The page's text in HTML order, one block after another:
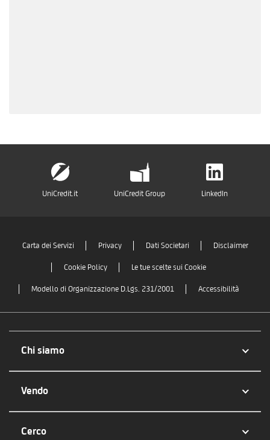
UniCredit.it UniCredit Group LinkedIn
Carta dei Servizi Privacy Dati Societari Disclaimer
Cookie Policy Le tue scelte sui Cookie
Modello di Organizzazione D.Lgs. 231/2001 Accessibilità
Chi siamo
Vendo
Cerco